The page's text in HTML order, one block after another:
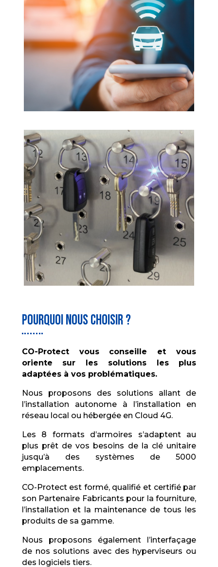
POurquoi nous choisir ?
CO-Protect vous conseille et vous
oriente sur les solutions les plus
adaptées à vos problématiques.
Nous proposons des solutions allant de
l’installation autonome à l’installation en
réseau local ou hébergée en Cloud 4G.
Les 8 formats d’armoires s’adaptent au
plus prêt de vos besoins de la clé unitaire
jusqu’à des systèmes de 5000
emplacements.
CO-Protect est formé, qualifié et certifié par
son Partenaire Fabricants pour la fourniture,
l’installation et la maintenance de tous les
produits de sa gamme.
Nous proposons également l’interfaçage
de nos solutions avec des hyperviseurs ou
des logiciels tiers.